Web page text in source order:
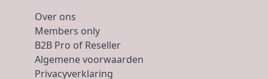
Over ons
Members only
B2B Pro of Reseller
Algemene voorwaarden
Privacyverklaring